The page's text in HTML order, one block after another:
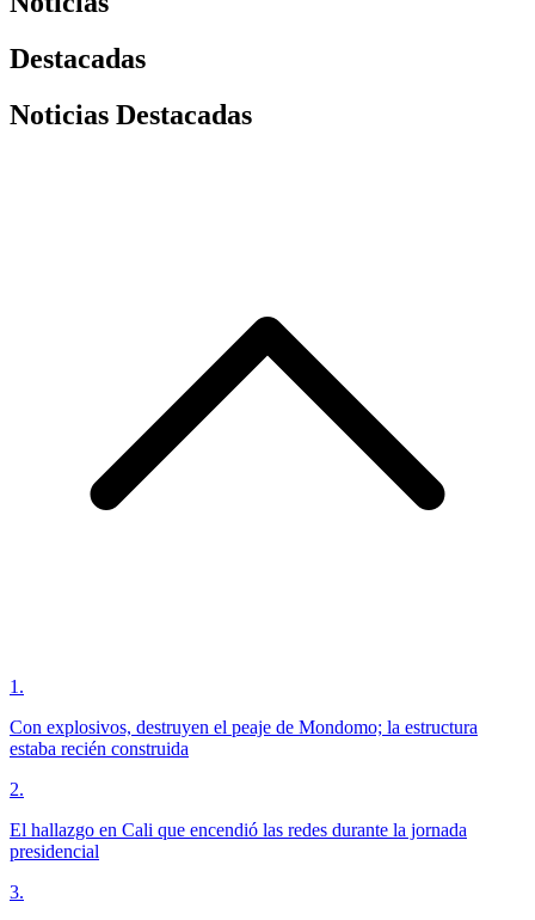
Destacadas
Noticias Destacadas
1 .
Con explosivos, destruyen el peaje de Mondomo; la estructura
estaba recién construida
2.
El hallazgo en Cali que encendió las redes durante la jornada
presidencial
3.